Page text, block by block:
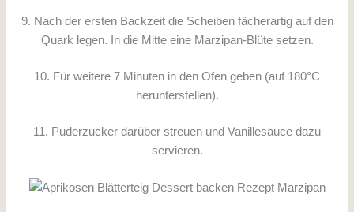
9. Nach der ersten Backzeit die Scheiben fächerartig auf den
Quark legen. In die Mitte eine Marzipan-Blüte setzen.
10. Für weitere 7 Minuten in den Ofen geben (auf 180°C
herunterstellen).
11. Puderzucker darüber streuen und Vanillesauce dazu
servieren.